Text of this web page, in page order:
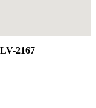
2167